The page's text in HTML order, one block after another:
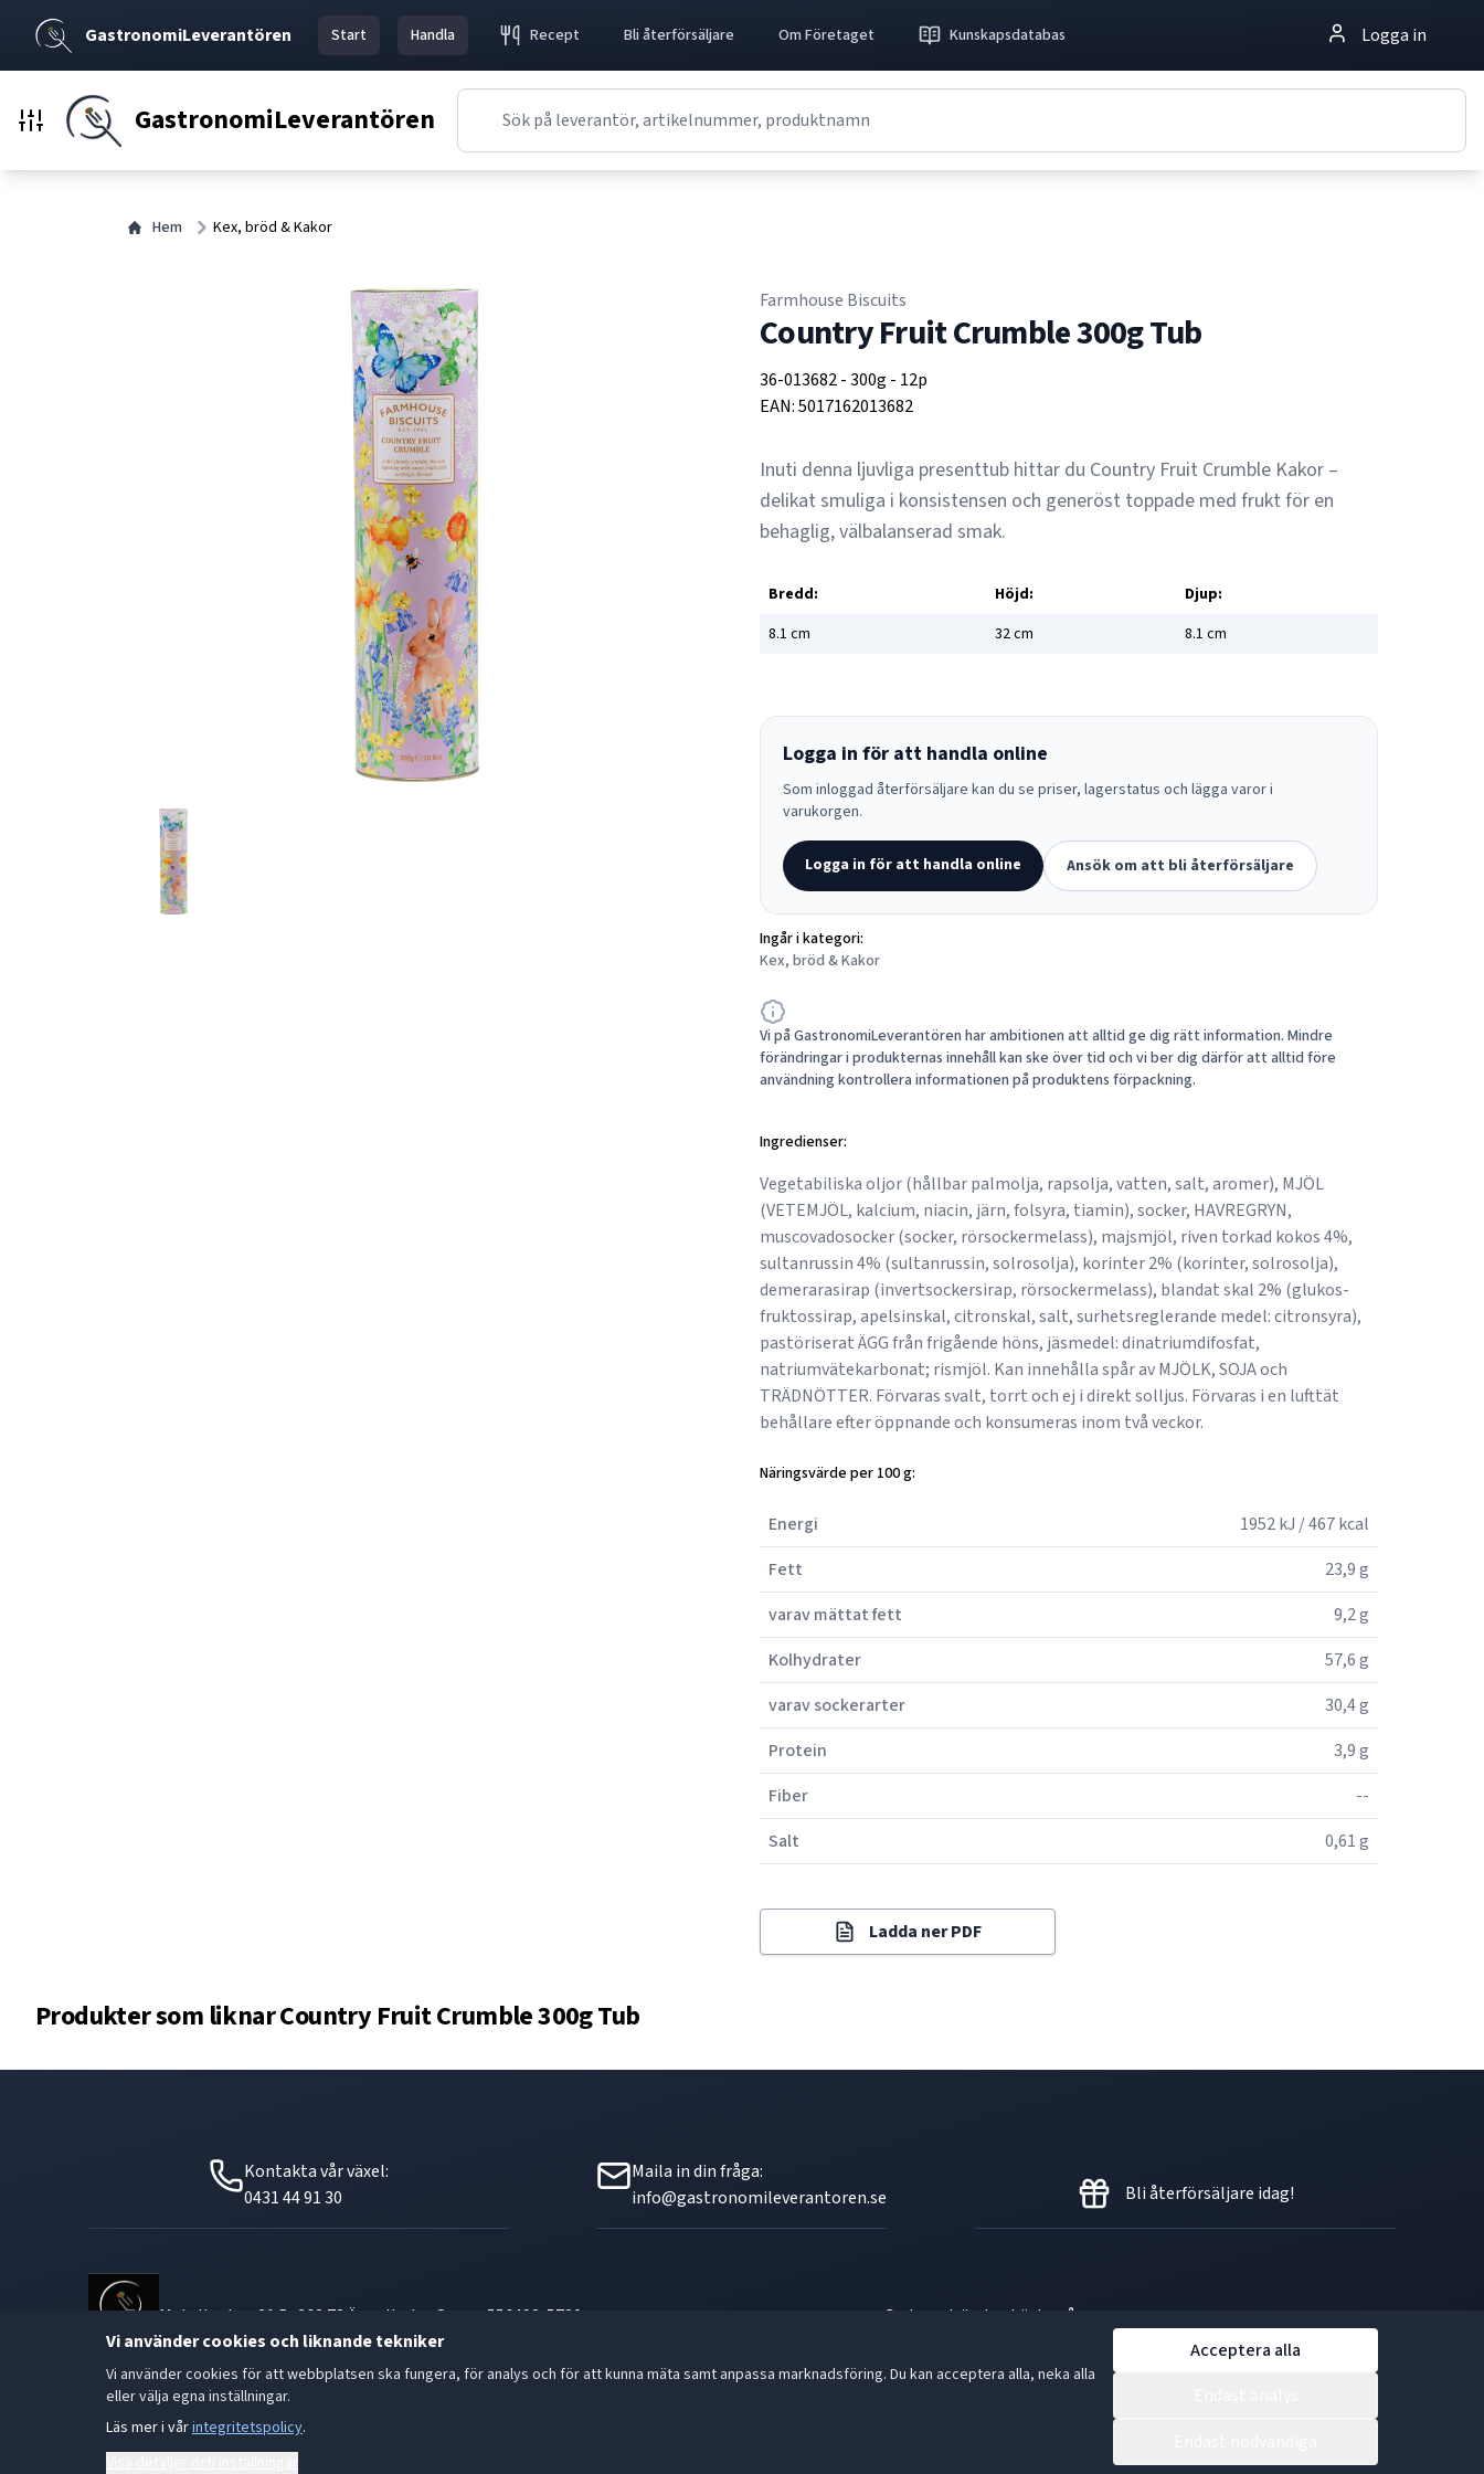
Vi använder cookies och liknande tekniker
Vi använder cookies för att webbplatsen ska fungera, för analys och för att kunna mäta samt anpassa marknadsföring. Du kan acceptera alla, neka alla
eller välja egna inställningar.
Läs mer i vårintegritetspolicy.
Acceptera alla
GastronomiLeverantören Start Handla Recept Bli återförsäljare Om Företaget Kunskapsdatabas Logga in
GastronomiLeverantören
Hem Kex, bröd & Kakor
Farmhouse Biscuits
Country Fruit Crumble 300g Tub
36-013682-300g - 12p
EAN:5017162013682
Inuti denna ljuvliga presenttub hittar du Country Fruit Crumble Kakor –
delikat smuliga i konsistensen och generöst toppade med frukt för en
behaglig, välbalanserad smak.
Bredd: Höjd:
Djup:
8.1 cm 32cm 8.1 cm
Logga in för att handla online
Som inloggad återförsäljare kan du se priser, lagerstatus och lägga varor i
varukorgen.
Logga in för att handla online Ansök om att bli återförsäljare
Ingår i kategori:
Kex, bröd & Kakor
Vi på GastronomiLeverantören har ambitionen att alltid ge dig rätt information. Mindre
förändringar i produkternas innehåll kan ske över tid och vi ber dig därför att alltid före
användning kontrollera informationen på produktens förpackning.
Ingredienser:
Vegetabiliska oljor (hållbar palmolja, rapsolja, vatten, salt, aromer), MJÖL
(VETEMJÖL, kalcium, niacin, järn, folsyra, tiamin), socker, HAVREGRYN,
muscovadosocker (socker, rörsockermelass), majsmjöl, riven torkad kokos 4%,
sultanrussin 4% (sultanrussin, solrosolja), korinter 2% (korinter, solrosolja),
demerarasirap (invertsockersirap, rörsockermelass), blandat skal 2% (glukos-
fruktossirap, apelsinskal, citronskal, salt, surhetsreglerande medel: citronsyra),
pastöriserat ÄGG från frigående höns, jäsmedel: dinatriumdifosfat,
natriumvätekarbonat; rismjöl. Kan innehålla spår av MJÖLK, SOJA och
TRÄDNÖTTER. Förvaras svalt, torrt och ej i direkt solljus. Förvaras i en lufttät
behållare efter öppnande och konsumeras inom två veckor.
Näringsvärde per 100 g:
Energi
1952 kJ / 467 kcal
Fett
23,9 g
varav mättat fett
9,2 g
Kolhydrater
57,6 g
varav sockerarter
30,4 g
Protein
3,9 g
Fiber
--
Salt
0,61 g
Ladda ner PDF
Produkter som liknarCountry Fruit Crumble 300g Tub
Kontakta vår växel:
0431 44 91 30
Maila in din fråga:
info@gastronomileverantoren.se
Bli återförsäljare idag!
Metallgatan 21 B, 262 72 Ängelholm Orgnr: 556493-5780 - God smak är den bästa gåvan.